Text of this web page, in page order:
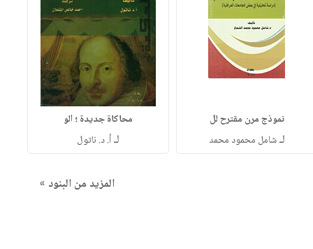
نموذج مرن مقترح لل
لـشامل محمود محمد
محاكاة جديدة ؛ الو
لـأ. د. ناتول
المزيد من البنود »